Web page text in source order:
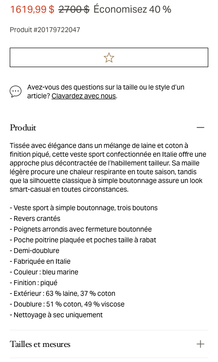
1619,99 $ 2700 $ Économisez 40 %
Produit #20179722047
Avez-vous des questions sur la taille ou le style d’un
article?Clavardez avec nous.
Produit
Tissée avec élégance dans un mélange de laine et coton à
finition piqué, cette veste sport confectionnée en Italie offre une
approche plus décontractée de l’habillement tailleur. Sa maille
légère procure une chaleur respirante en toute saison, tandis
que la silhouette classique à simple boutonnage assure un look
smart-casual en toutes circonstances.
Veste sport à simple boutonnage, trois boutons
Revers crantés
Poignets arrondis avec fermeture boutonnée
Poche poitrine plaquée et poches taille à rabat
Demi-doublure
Fabriquée en Italie
Couleur : bleu marine
Finition : piqué
Extérieur : 63 % laine, 37 % coton
Doublure : 51 % coton, 49 % viscose
Nettoyage à sec uniquement
Tailles et mesures